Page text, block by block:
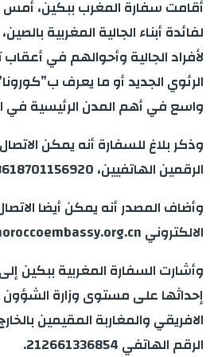
أقامت سفارة المغرب ببكين، أمس
لفائدة أبناء الجالية المغربية
لأفراد الجالية وأحوالهم في
الرئوي الجديد أو ما يعرف
واسع في أهم المدن الرئيسية في
وذكر بلاغ للسفارة أنه يمكن
الرقمين الهاتفيين، 8618701156920 و 8615652198381.
وأضاف المصدر أنه يمكن أيضا الاتصال
الالكتروني sifama.beiging@moroccoembassy.org.cn
وأشارت السفارة المغربية ببكين
إحداثها على مستوى وزارة الشؤون
الافريقي والمغاربة المقيمين
الرقم الهاتفي 212661336854.